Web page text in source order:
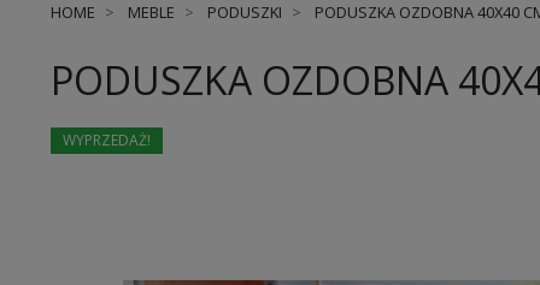
HOME MEBLE PODUSZKI PODUSZKA OZDOBNA 40X40
PODUSZKA OZDOBNA
WYPRZEDAŻ!